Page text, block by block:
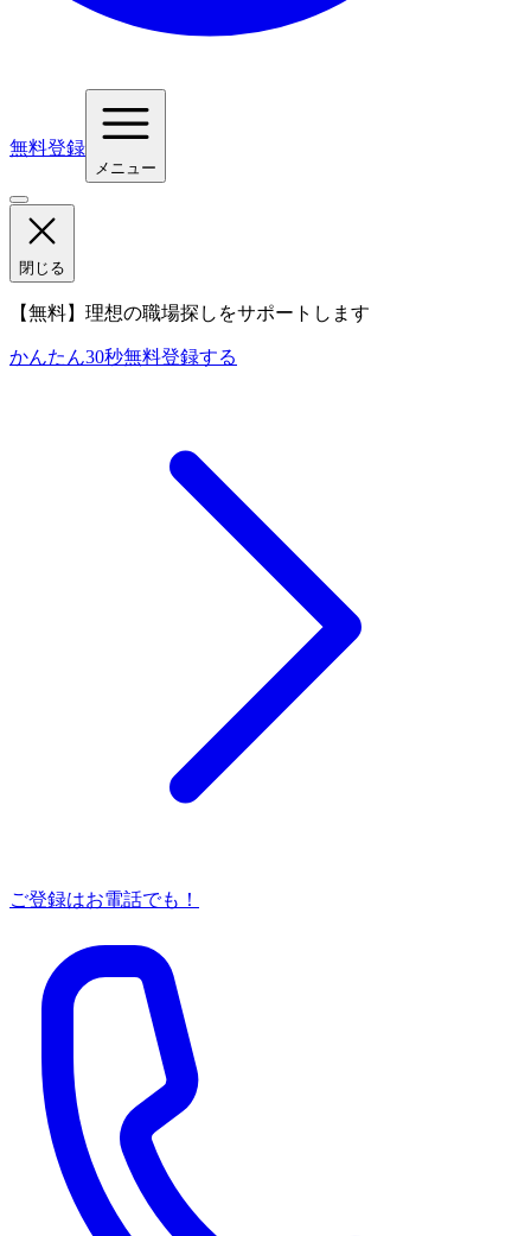
無料登録
メニュー
閉じる
【無料】理想の職場探しをサポートします
かんたん30秒無料登録する
ご登録はお電話でも！